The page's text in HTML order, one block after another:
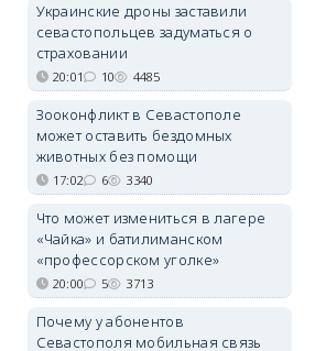
Украинские дроны заставили
севастопольцев задуматься о
страховании
20:01 10 4485
Зооконфликт в Севастополе
может оставить бездомных
животных без помощи
17:02 6 3340
Что может измениться в лагере
«Чайка» и батилиманском
«профессорском уголке»
20:00 5 3713
Почему у абонентов
Севастополя мобильная связь